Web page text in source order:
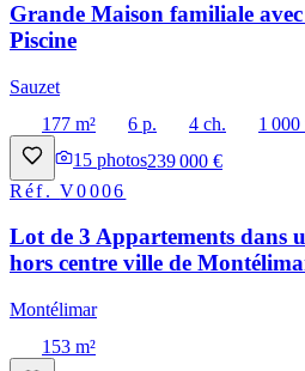
Grande Maison familiale
Piscine
Sauzet
177 m²
6 p. 4 ch.
1 000
15 photos239 000 €
Réf.V0006
Lot de 3 Appartements dans
hors centre ville de
Montélimar
153 m²